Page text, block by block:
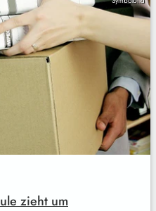
zieht um